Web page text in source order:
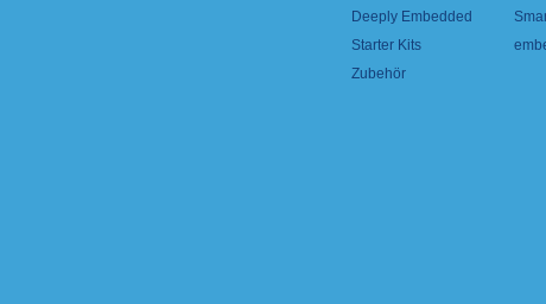
Deeply Embedded
Starter Kits
Zubehör